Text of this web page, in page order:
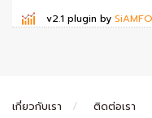
v2.1 plugin by
เกี่ยวกับเรา ติดต่อเรา